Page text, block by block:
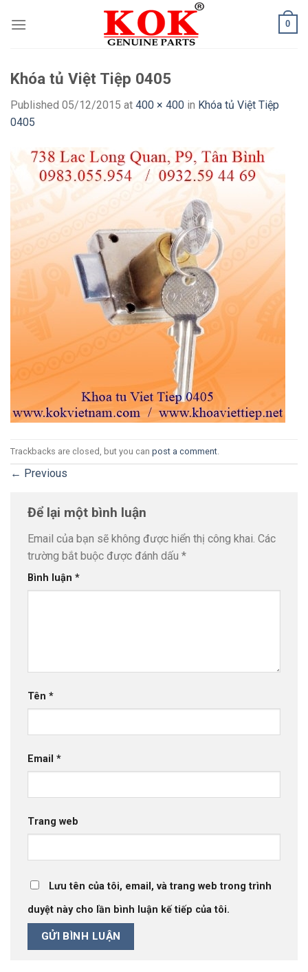
0
Khóa tủ Việt Tiệp 0405
Published 05/12/2015 at 400 × 400 in Khóa tủ Việt Tiệp
0405
Trackbacks are closed, but you can post a comment
← Previous
Để lại một bình luận
Email của bạn sẽ không được hiển thị công khai. Các
trường bắt buộc được đánh dấu *
Bình luận *
Tên *
Email *
Trang web
Lưu tên của tôi, email, và trang web trong trình
duyệt này cho lần bình luận kế tiếp của tôi.